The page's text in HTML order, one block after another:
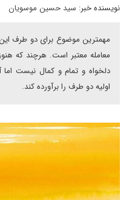
نویسنده خبر: سید حسین موسویان
مهمترین موضوع برای دو طرف
معامله معتبر است. هرچند که
دلخواه و تمام و کمال نیست
اولیه دو طرف را برآورده کند.